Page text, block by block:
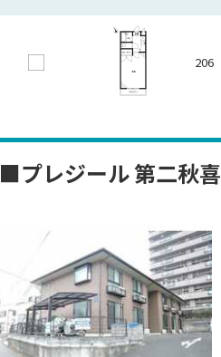
206
■プレジール 第二秋喜